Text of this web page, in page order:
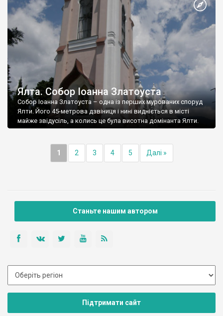
Ялта. Собор Іоанна Златоуста
Собор Іоанна Златоуста – одна із перших мурованих споруд
Ялти. Його 45-метрова дзвіниця і нині видніється в місті
майже звідусіль, а колись це була висотна домінанта Ялти.
1 2 3 4 5 Далі »
Станьте нашим автором
Підтримати сайт